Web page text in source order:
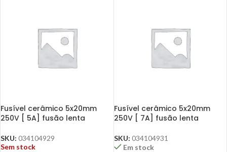
Fusível cerâmico 5x20mm
250V [ 5A] fusão lenta
SKU: 034104929
Sem stock
Fusível cerâmico 5x20mm
250V [ 7A] fusão lenta
SKU: 034104931
Em stock